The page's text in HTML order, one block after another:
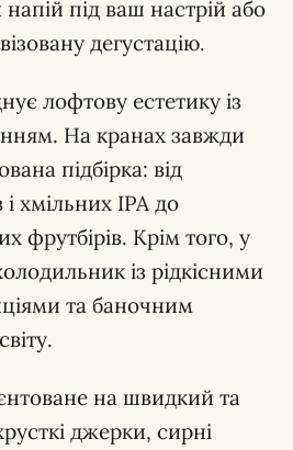
під ваш настрій або
дегустацію.
лофтову естетику із
На кранах завжди
підбірка: від
хмільних IPA до
фрутбірів. Крім того, у
із рідкісними
та баночним
на швидкий та
джерки, сирні